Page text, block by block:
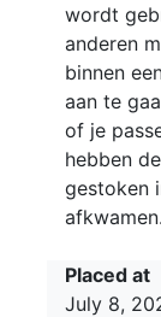
wordt
anderen
binnen
aan te
of je
hebben
gestoken
Placed at
July 8,